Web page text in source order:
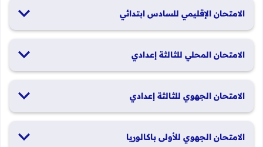
الامتحان الإقليمي للسادس ابتدائي
الامتحان المحلي للثالثة إعدادي
الامتحان الجهوي للثالثة إعدادي
الامتحان الجهوي للأولى باكالوريا